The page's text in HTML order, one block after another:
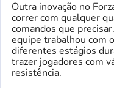
Outra inovação no
correr com qualquer
comandos que
equipe trabalhou com o
diferentes estágios
trazer jogadores com
resistência.